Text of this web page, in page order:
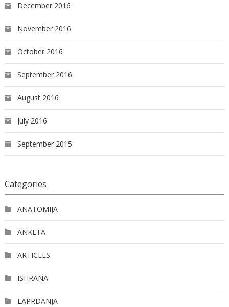
December 2016
November 2016
October 2016
September 2016
August 2016
July 2016
September 2015
Categories
ANATOMIJA
ANKETA
ARTICLES
ISHRANA
LAPRDANJA